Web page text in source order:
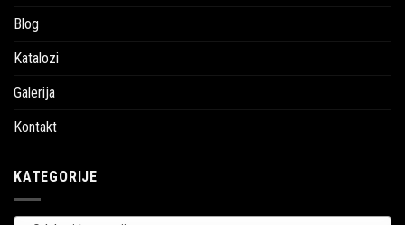
Blog
Katalozi
Galerija
Kontakt
KATEGORIJE